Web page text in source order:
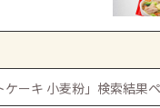
ケーキ 小麦粉」検索結果